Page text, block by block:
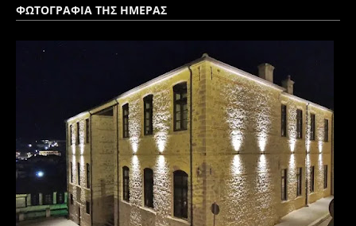
ΦΩΤΟΓΡΑΦΙΑ ΤΗΣ ΗΜΕΡΑΣ